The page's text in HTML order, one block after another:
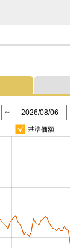
～
基準価額